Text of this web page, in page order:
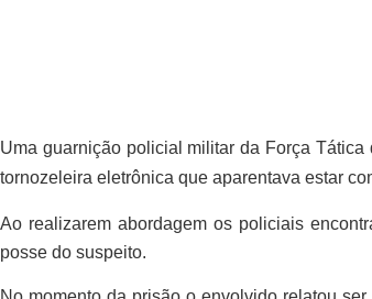
Uma guarnição policial militar da Força
tornozeleira eletrônica que aparentava estar
Ao realizarem abordagem os policiais
posse do suspeito.